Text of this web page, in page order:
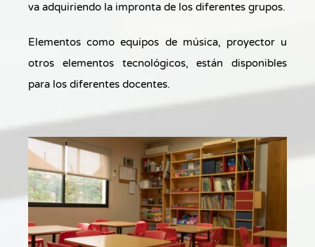
va adquiriendo la impronta de los diferentes grupos.
Elementos como equipos de música, proyector u
otros elementos tecnológicos, están disponibles
para los diferentes docentes.